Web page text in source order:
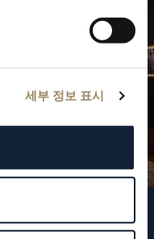
세부 정보 표시